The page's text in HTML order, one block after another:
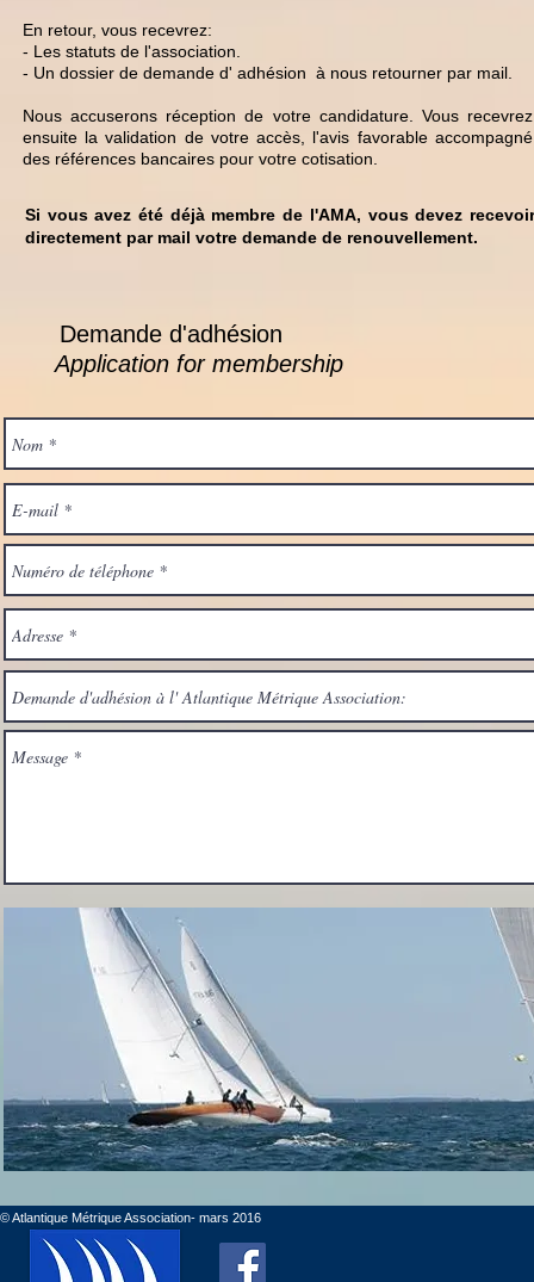
En retour, vous recevrez:
- Les statuts de l'association.
- Un dossier de demande d' adhésion à nous retourner par mail.
Nous accuserons réception de votre candidature. Vous recevrez
ensuite la validation de votre accès, l'avis favorable accompagné
des références bancaires pour votre cotisation.
Si vous avez été déjà membre de l'AMA, vous devez recevoir
directement par mail votre demande de renouvellement.
Demande d'adhésion
Application for membership
© Atlantique Métrique Association- mars 2016